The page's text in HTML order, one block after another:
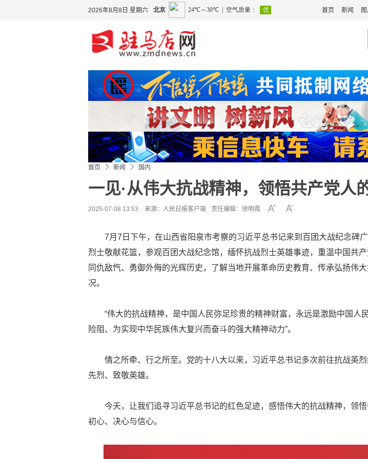
2026年8月8日 星期六 首页 新闻
首页 新闻 国内
一见·从伟大抗战精神，领悟共产党人
2025-07-08 13:53 来源： 人民日报客户端 责任编辑：徐明霞
7月7日下午，在山西省阳泉市考察的习近平总书记来到百团大战纪念碑
烈士敬献花篮，参观百团大战纪念馆，缅怀抗战烈士英雄事迹，重温中国共
同仇敌忾、勇御外侮的光辉历史，了解当地开展革命历史教育、传承弘扬伟
况。
“伟大的抗战精神，是中国人民弥足珍贵的精神财富，永远是激励中国人
险阻、为实现中华民族伟大复兴而奋斗的强大精神动力”。
情之所牵、行之所至。党的十八大以来，习近平总书记多次前往抗战英
先烈、致敬英雄。
今天，让我们追寻习近平总书记的红色足迹，感悟伟大的抗战精神，领
初心、决心与信心。